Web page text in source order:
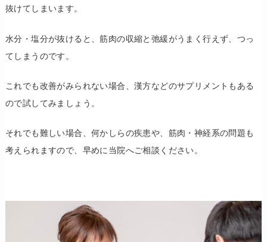
抜けてしまいます。
水分・塩分が抜けると、筋肉の収縮と弛緩がうまく行えず、つっ
てしまうのです。
これでも改善がみられない場合、漢方などのサプリメントもある
ので試してみましょう。
それでも難しい場合、何かしらの疾患や、筋肉・神経系の問題も
考えられますので、早めに 当院へご相談ください。